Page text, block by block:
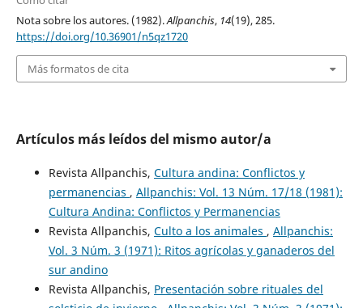
Nota sobre los autores. (1982).Allpanchis, 14(19), 285.
https://doi.org/10.36901/n5qz1720
Más formatos de cita
Artículos más leídos del mismo autor/a
Revista Allpanchis, Cultura andina: Conflictos y
permanencias , Allpanchis: Vol. 13 Núm. 17/18 (1981):
Cultura Andina: Conflictos y Permanencias
Revista Allpanchis, Culto a los animales , Allpanchis:
Vol. 3 Núm. 3 (1971): Ritos agrícolas y ganaderos del
sur andino
Revista Allpanchis, Presentación sobre rituales del